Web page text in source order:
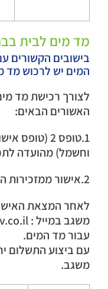
מד מים לבית
בישובים הקשורים
המים יש לרכוש מד
לצורך רכישת מד
האשורים הבאים:
1.טופס 2
וחשמל) מהועדה
2.אישור ממזכירות הישוב להתחברות למים.
לאחר המצאת
עבור מד המים.
עם ביצוע התשלום
משגב.